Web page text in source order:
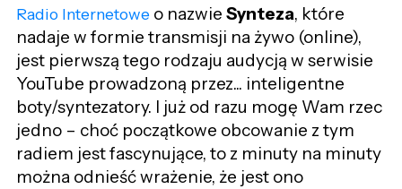
Radio Internetoweo nazwie Synteza, które
nadaje w formie transmisji na żywo (online),
jest pierwszą tego rodzaju audycją w serwisie
YouTube prowadzoną przez... inteligentne
boty/syntezatory. I już od razu mogę Wam rzec
jedno – choć początkowe obcowanie z tym
radiem jest fascynujące, to z minuty na minuty
można odnieść wrażenie, że jest ono